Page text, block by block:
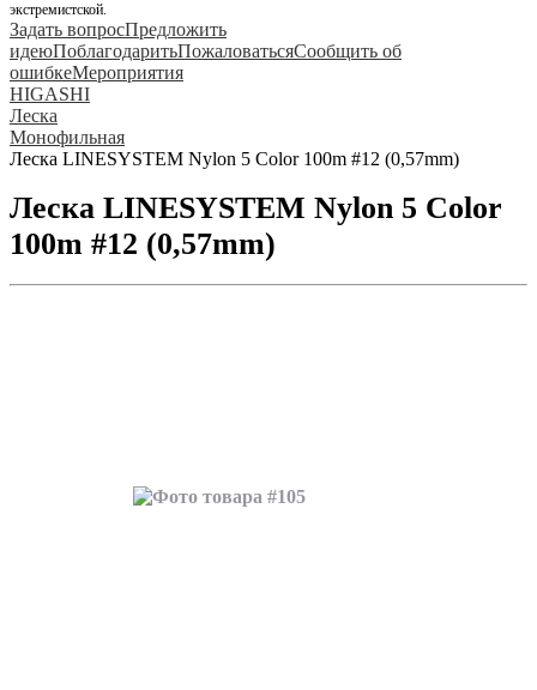
экстремистской.
Задать вопросПредложить
идеюПоблагодаритьПожаловатьсяСообщить об
ошибкеМероприятия
HIGASHI
Леска
Монофильная
Леска LINESYSTEM Nylon 5 Color 100m #12 (0,57mm)
Леска LINESYSTEM Nylon 5 Color
100m #12 (0,57mm)